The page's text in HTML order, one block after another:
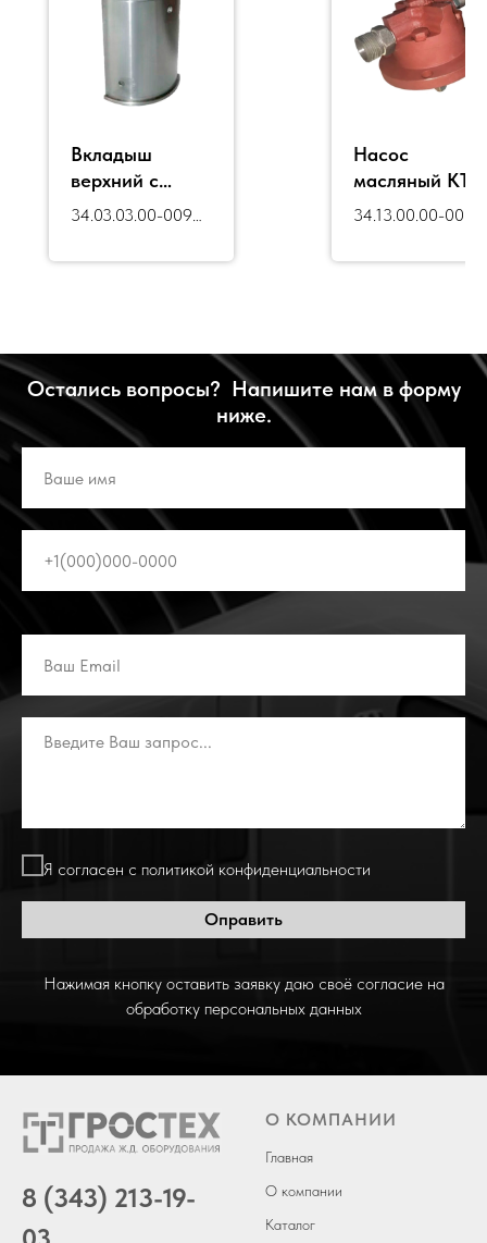
Вкладыш
верхний с
заливкой
34.03.03.00-009
Насос
масляный КТ-6
КТ6.13 сб-1
34.13.00.00-
Остались вопросы? Напишите нам в форму
ниже.
Я согласен с политикой конфиденциальности
Оправить
Нажимая кнопку оставить заявку даю своё согласие на
обработку персональных данных
8 (343) 213-19-
О КОМПАНИИ
Главная
О компании
Каталог